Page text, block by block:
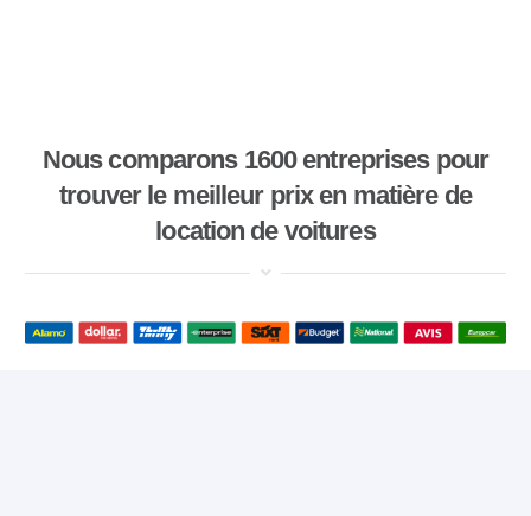
Nous comparons 1600 entreprises pour
trouver le meilleur prix en matière de
location de voitures